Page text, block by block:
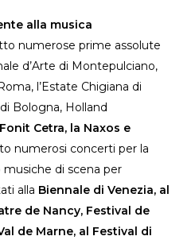
alla musica
numerose prime assolute
d’Arte di Montepulciano,
l’Estate Chigiana di
Bologna, Holland
Fonit Cetra, la Naxos e
numerosi concerti per la
di scena per
alla Biennale di Venezia, al
de Nancy, Festival de
de Marne, al Festival di